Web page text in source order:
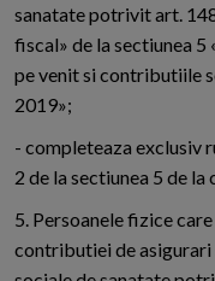
sanatate potrivit art.
fiscal» de la sectiunea
pe venit si contributiile
2019»;
- completeaza exclusiv
2 de la sectiunea 5 de
5. Persoanele fizice
contributiei de asigurari